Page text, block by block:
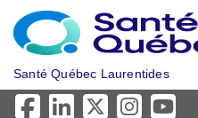
Skip to main content
Santé Québec Laurentides